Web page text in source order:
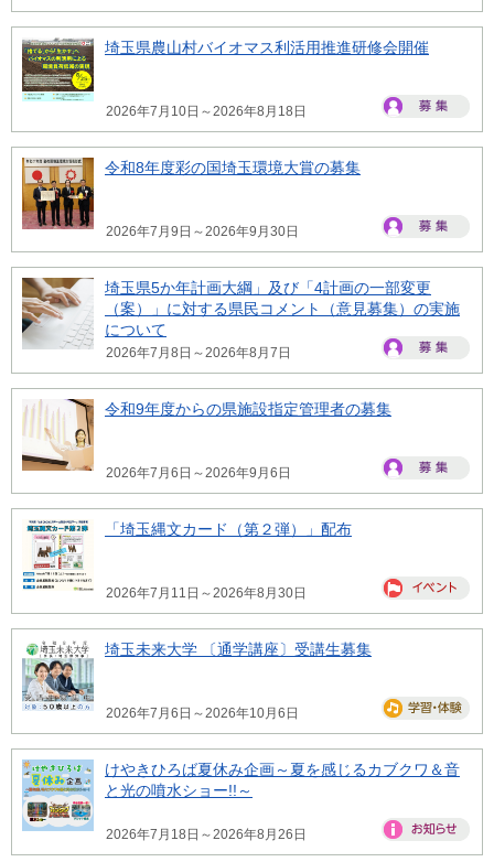
埼玉県農山村バイオマス利活用推進研修会開催
2026年7月10日～2026年8月18日
令和8年度彩の国埼玉環境大賞の募集
2026年7月9日～2026年9月30日
埼玉県5か年計画大綱」及び「4計画の一部変更
（案）」に対する県民コメント（意見募集）の実施
について
2026年7月8日～2026年8月7日
令和9年度からの県施設指定管理者の募集
2026年7月6日～2026年9月6日
「埼玉縄文カード（第２弾）」配布
2026年7月11日～2026年8月30日
埼玉未来大学 〔通学講座〕受講生募集
2026年7月6日～2026年10月6日
けやきひろば夏休み企画～夏を感じるカブクワ＆音
と光の噴水ショー!!～
2026年7月18日～2026年8月26日